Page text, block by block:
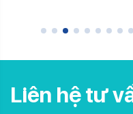
Liên hệ tư